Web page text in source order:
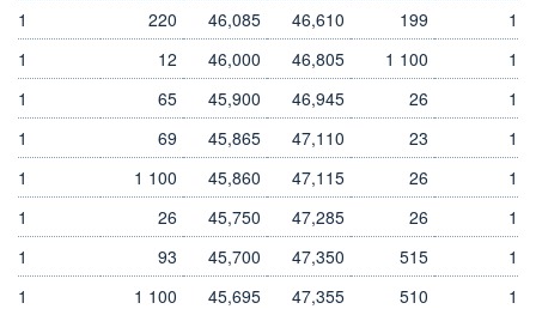
12h08
CLÔTURE VEILLE
48,240
+ HAUT + BAS
46,325
2 536
CAPITAL ÉCHANGÉ
0,00%
VALORISATION
11 575 MEUR
DERNIER ÉCHANGE
06.08.26 / 13:39:45
1
220 46,085 46,610 199
1
1
12 46,000 46,805 1 100
1
1
65 45,900 46,945 26
1
1
69 45,865 47,110 23
1
1
1 100 45,860 47,115 26
1
1
26 45,750 47,285 26
1
1
93 45,700 47,350 515
1
1
1 100 45,695 47,355 510
1